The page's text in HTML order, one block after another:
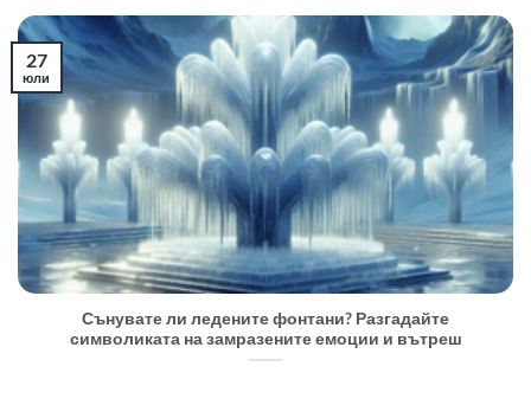
Сънувате ли ледените фонтани? Разгадайте
символиката на замразените емоции и вътреш
27
юли